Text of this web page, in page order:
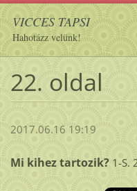
VICCES TAPSI
Hahotázz velünk!
22. oldal
2017.06.16 19:19
Mi kihez tartozik?1-S.